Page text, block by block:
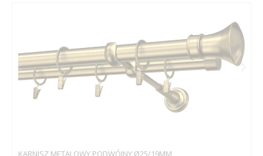
KARNISZ METALOWY PODWÓJNY Ø25/19MM